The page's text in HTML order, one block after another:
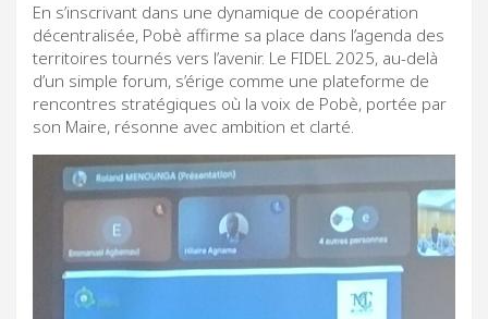
En s’inscrivant dans une dynamique de coopération
décentralisée, Pobè affirme sa place dans l’agenda des
territoires tournés vers l’avenir. Le FIDEL 2025, au-delà
d’un simple forum, s’érige comme une plateforme de
rencontres stratégiques où la voix de Pobè, portée par
son Maire, résonne avec ambition et clarté.